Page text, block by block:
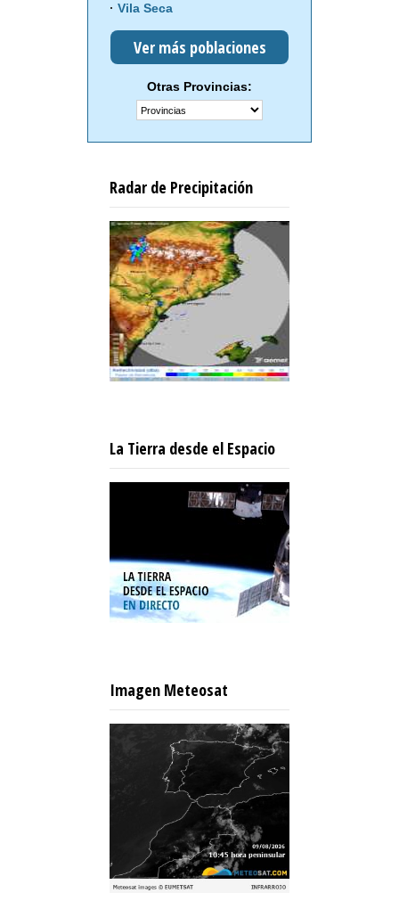
Vila Seca
Ver más poblaciones
Otras Provincias:
Radar de Precipitación
La Tierra desde el Espacio
Imagen Meteosat